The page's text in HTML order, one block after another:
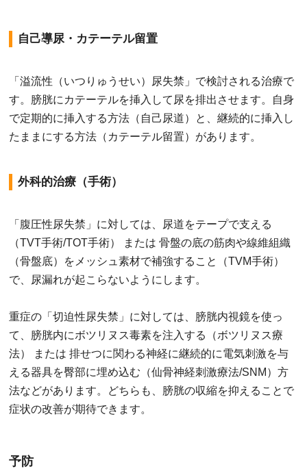
自己導尿・カテーテル留置
「溢流性（いつりゅうせい）尿失禁」で検討される治療で
す。膀胱にカテーテルを挿入して尿を排出させます。自身
で定期的に挿入する方法（自己尿道）と、継続的に挿入し
たままにする方法（カテーテル留置）があります。
外科的治療（手術）
「腹圧性尿失禁」に対しては、尿道をテープで支える
（TVT手術/TOT手術） または 骨盤の底の筋肉や線維組織
（骨盤底）をメッシュ素材で補強すること（TVM手術）
で、尿漏れが起こらないようにします。
重症の「切迫性尿失禁」に対しては、膀胱内視鏡を使っ
て、膀胱内にボツリヌス毒素を注入する（ボツリヌス療
法） または 排せつに関わる神経に継続的に電気刺激を与
える器具を臀部に埋め込む（仙骨神経刺激療法/SNM）方
法などがあります。どちらも、膀胱の収縮を抑えることで
症状の改善が期待できます。
予防